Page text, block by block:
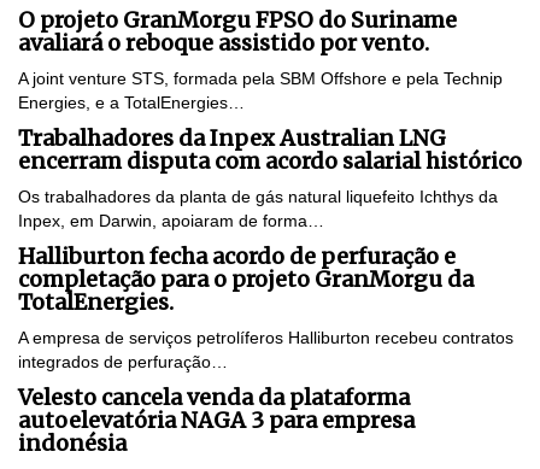
O projeto GranMorgu FPSO do Suriname
avaliará o reboque assistido por vento.
A joint venture STS, formada pela SBM Offshore e pela Technip
Energies, e a TotalEnergies…
Trabalhadores da Inpex Australian LNG
encerram disputa com acordo salarial histórico
Os trabalhadores da planta de gás natural liquefeito Ichthys da
Inpex, em Darwin, apoiaram de forma…
Halliburton fecha acordo de perfuração e
completação para o projeto GranMorgu da
TotalEnergies.
A empresa de serviços petrolíferos Halliburton recebeu contratos
integrados de perfuração…
Velesto cancela venda da plataforma
autoelevatória NAGA 3 para empresa
indonésia